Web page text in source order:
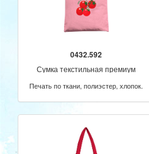
0432.592
Сумка текстильная премиум
Печать по ткани, полиэстер, хлопок.